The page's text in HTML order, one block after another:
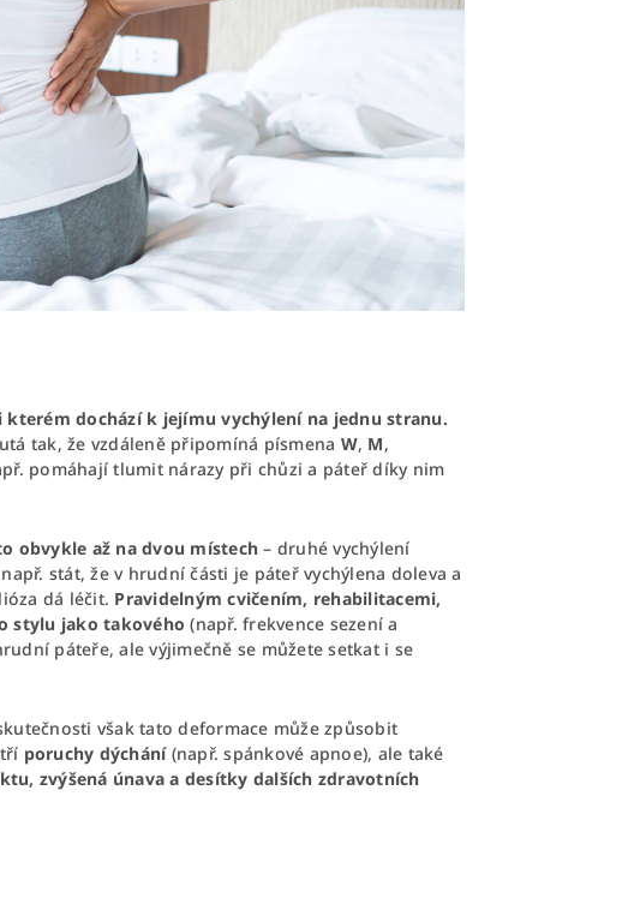
dochází k jejímu vychýlení na jednu stranu.
tak, že vzdáleně připomíná písmena W, M,
pomáhají tlumit nárazy při chůzi a páteř díky nim
obvykle až na dvou místech – druhé vychýlení
stát, že v hrudní části je páteř vychýlena doleva a
dá léčit. Pravidelným cvičením, rehabilitacemi,
stylu jako takového (např. frekvence sezení a
páteře, ale výjimečně se můžete setkat i se
však tato deformace může způsobit
poruchy dýchání(např. spánkové apnoe), ale také
zvýšená únava a desítky dalších zdravotních